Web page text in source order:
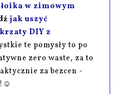
w zimowym
jak uszyć
DIY z
te pomysły to po
zero waste, za to
za bezcen -